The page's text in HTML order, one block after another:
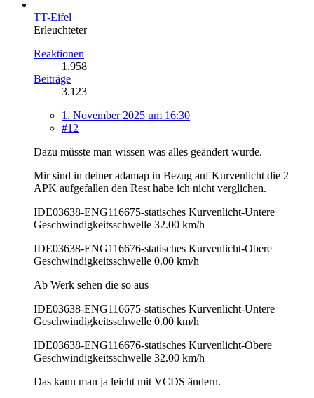
TT-Eifel
Erleuchteter
Reaktionen
1.958
Beiträge
3.123
1. November 2025 um 16:30
#12
Dazu müsste man wissen was alles geändert wurde.
Mir sind in deiner adamap in Bezug auf Kurvenlicht die 2
APK aufgefallen den Rest habe ich nicht verglichen.
IDE03638-ENG116675-statisches Kurvenlicht-Untere
Geschwindigkeitsschwelle 32.00 km/h
IDE03638-ENG116676-statisches Kurvenlicht-Obere
Geschwindigkeitsschwelle 0.00 km/h
Ab Werk sehen die so aus
IDE03638-ENG116675-statisches Kurvenlicht-Untere
Geschwindigkeitsschwelle 0.00 km/h
IDE03638-ENG116676-statisches Kurvenlicht-Obere
Geschwindigkeitsschwelle 32.00 km/h
Das kann man ja leicht mit VCDS ändern.